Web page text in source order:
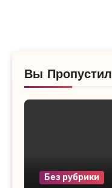
Вы
Без рубрики